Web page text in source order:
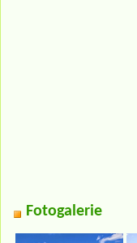
Fotogalerie